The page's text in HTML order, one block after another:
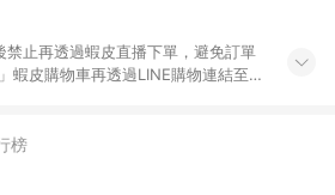
禁止再透過蝦皮直播下單，避免訂單
蝦皮購物車再透過LINE購物連結至蝦
新從LINE購物連結至蝦皮商店進行
榜